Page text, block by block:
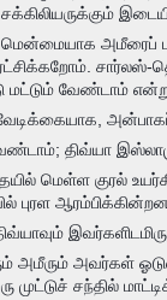
அமீரைப்
வேண்டாம்
அன்பாகப்
திவ்யா
மெள்ள குரல்
புரள
அமீரும் அவர்கள்
முட்டுச் சந்தில்